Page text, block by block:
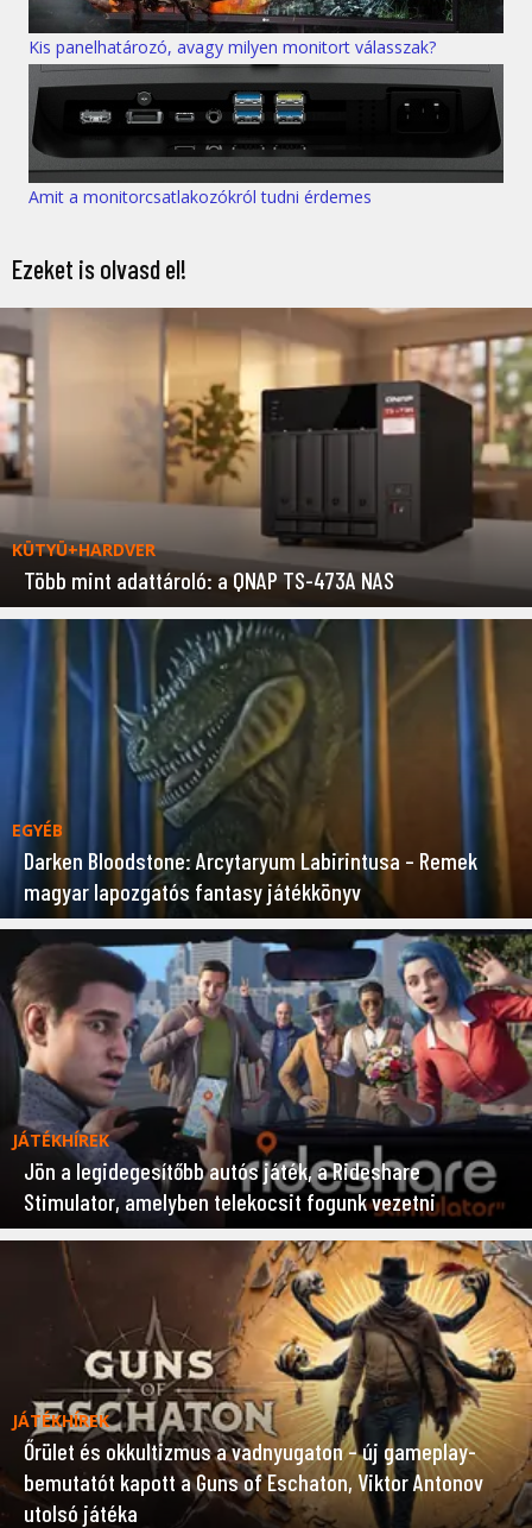
Kis panelhatározó, avagy milyen monitort válasszak?
Amit a monitorcsatlakozókról tudni érdemes
Ezeket is olvasd el!
KÜTYÜ+HARDVER
Több mint adattároló: a QNAP TS-473A NAS
EGYÉB
Darken Bloodstone: Arcytaryum Labirintusa – Remek
magyar lapozgatós fantasy játékkönyv
JÁTÉKHÍREK
Jön a legidegesítőbb autós játék, a Rideshare
Stimulator, amelyben telekocsit fogunk vezetni
JÁTÉKHÍREK
Őrület és okkultizmus a vadnyugaton – új gameplay-
bemutatót kapott a Guns of Eschaton, Viktor Antonov
utolsó játéka